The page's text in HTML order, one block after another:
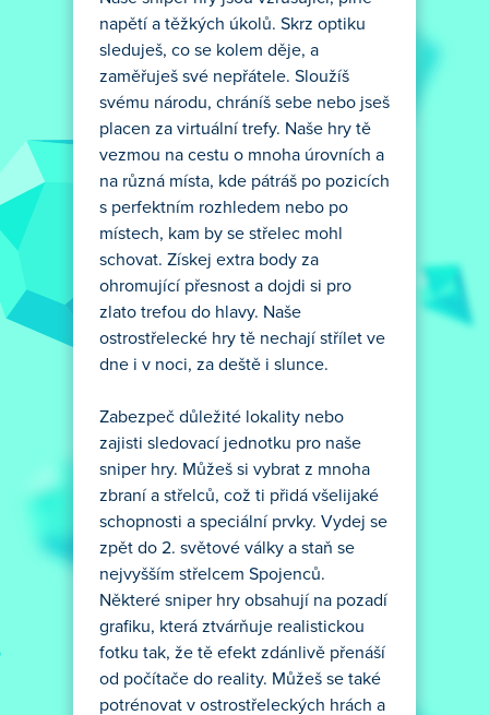
napětí a těžkých úkolů. Skrz optiku
sleduješ, co se kolem děje, a
zaměřuješ své nepřátele. Sloužíš
svému národu, chráníš sebe nebo jseš
placen za virtuální trefy. Naše hry tě
vezmou na cestu o mnoha úrovních a
na různá místa, kde pátráš po pozicích
s perfektním rozhledem nebo po
místech, kam by se střelec mohl
schovat. Získej extra body za
ohromující přesnost a dojdi si pro
zlato trefou do hlavy. Naše
ostrostřelecké hry tě nechají střílet ve
dne i v noci, za deště i slunce.
Zabezpeč důležité lokality nebo
zajisti sledovací jednotku pro naše
sniper hry. Můžeš si vybrat z mnoha
zbraní a střelců, což ti přidá všelijaké
schopnosti a speciální prvky. Vydej se
zpět do 2. světové války a staň se
nejvyšším střelcem Spojenců.
Některé sniper hry obsahují na pozadí
grafiku, která ztvárňuje realistickou
fotku tak, že tě efekt zdánlivě přenáší
od počítače do reality. Můžeš se také
potrénovat v ostrostřeleckých hrách a